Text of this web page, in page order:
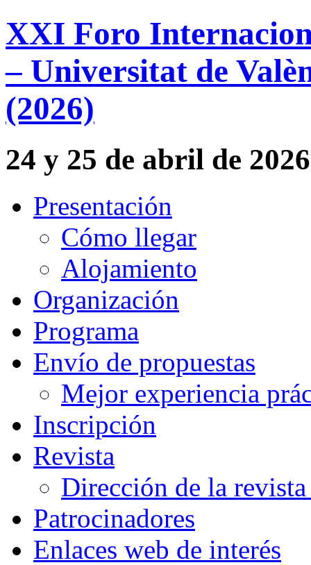
XXI Foro
– Universitat de
(2026)
24 y 25 de abril de
Presentación
Cómo llegar
Alojamiento
Organización
Programa
Envío de propuestas
Mejor experiencia
Inscripción
Revista
Dirección de la
Patrocinadores
Enlaces web de interés